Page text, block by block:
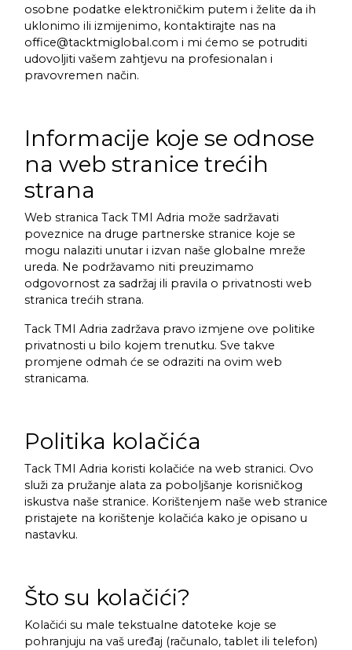
osobne podatke elektroničkim putem i želite da ih
uklonimo ili izmijenimo, kontaktirajte nas na
office@tacktmiglobal.com i mi ćemo se potruditi
udovoljiti vašem zahtjevu na profesionalan i
pravovremen način.
Informacije koje se odnose
na web stranice trećih
strana
Web stranica Tack TMI Adria može sadržavati
poveznice na druge partnerske stranice koje se
mogu nalaziti unutar i izvan naše globalne mreže
ureda. Ne podržavamo niti preuzimamo
odgovornost za sadržaj ili pravila o privatnosti web
stranica trećih strana.
Tack TMI Adria zadržava pravo izmjene ove politike
privatnosti u bilo kojem trenutku. Sve takve
promjene odmah će se odraziti na ovim web
stranicama.
Politika kolačića
Tack TMI Adria koristi kolačiće na web stranici. Ovo
služi za pružanje alata za poboljšanje korisničkog
iskustva naše stranice. Korištenjem naše web stranice
pristajete na korištenje kolačića kako je opisano u
nastavku.
Što su kolačići?
Kolačići su male tekstualne datoteke koje se
pohranjuju na vaš uređaj (računalo, tablet ili telefon)